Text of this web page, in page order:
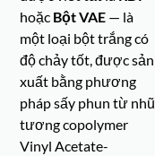
hoặc Bột VAE — là
một loại bột trắng có
độ chảy tốt, được sản
xuất bằng phương
pháp sấy phun từ nhũ
tương copolymer
Vinyl Acetate-